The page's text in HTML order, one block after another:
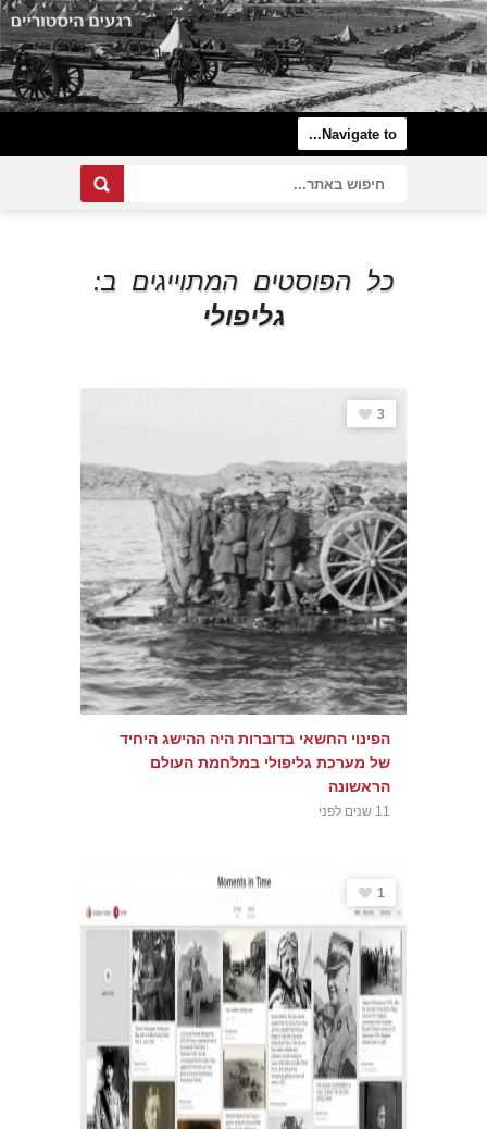
כל הפוסטים המתוייגים ב:
גליפולי
3
הפינוי החשאי בדוברות היה ההישג היחיד
של מערכת גליפולי במלחמת העולם
הראשונה
11 שנים לפני
1